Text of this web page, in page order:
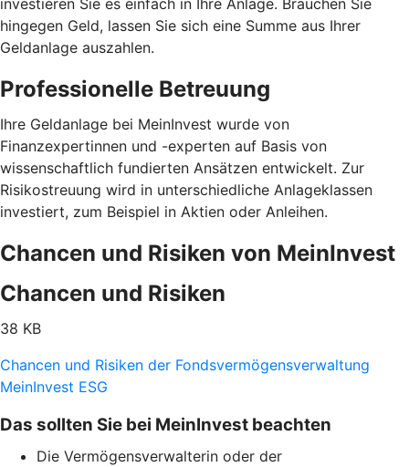
investieren Sie es einfach in Ihre Anlage. Brauchen Sie
hingegen Geld, lassen Sie sich eine Summe aus Ihrer
Geldanlage auszahlen.
Professionelle Betreuung
Ihre Geldanlage bei MeinInvest wurde von
Finanzexpertinnen und -experten auf Basis von
wissenschaftlich fundierten Ansätzen entwickelt. Zur
Risikostreuung wird in unterschiedliche Anlageklassen
investiert, zum Beispiel in Aktien oder Anleihen.
Chancen und Risiken von MeinInvest
Chancen und Risiken
38 KB
Chancen und Risiken der Fondsvermögensverwaltung
MeinInvest ESG
Das sollten Sie bei MeinInvest beachten
Die Vermögensverwalterin oder der